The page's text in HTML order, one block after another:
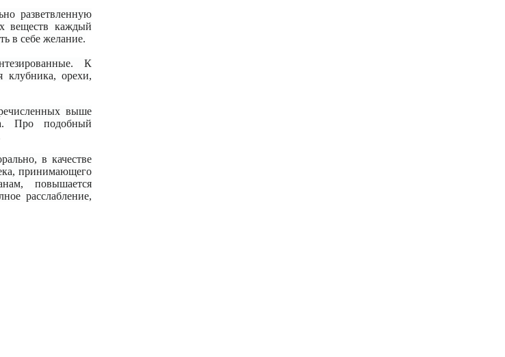
разветвленную
веществ каждый
в себе желание.
К
клубника, орехи,
выше
Про подобный
в качестве
принимающего
повышается
расслабление,